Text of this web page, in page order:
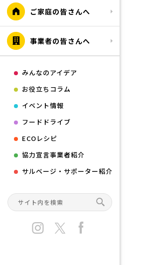
ご家庭の皆さんへ
事業者の皆さんへ
みんなのアイデア
お役立ちコラム
イベント情報
フードドライブ
ECOレシピ
協力宣言事業者紹介
サルベージ・サポーター紹介